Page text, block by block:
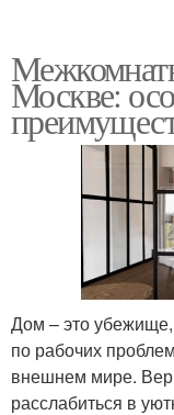
Москве:
Дом – это
по рабочих
внешнем мире.
расслабиться в